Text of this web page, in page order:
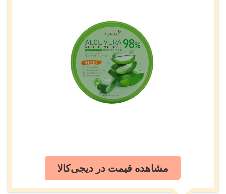
مشاهده قیمت در دیجی‌کالا